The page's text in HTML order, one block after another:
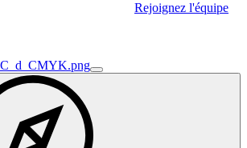
Rejoignez l'équipe